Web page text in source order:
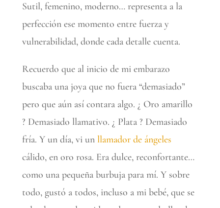
Sutil, femenino, moderno… representa a la
perfección ese momento entre fuerza y
vulnerabilidad, donde cada detalle cuenta.
Recuerdo que al inicio de mi embarazo
buscaba una joya que no fuera “demasiado”
pero que aún así contara algo. ¿ Oro amarillo
? Demasiado llamativo. ¿ Plata ? Demasiado
fría. Y un día, vi un llamador de ángeles
cálido, en oro rosa. Era dulce, reconfortante…
como una pequeña burbuja para mí. Y sobre
todo, gustó a todos, incluso a mi bebé, que se